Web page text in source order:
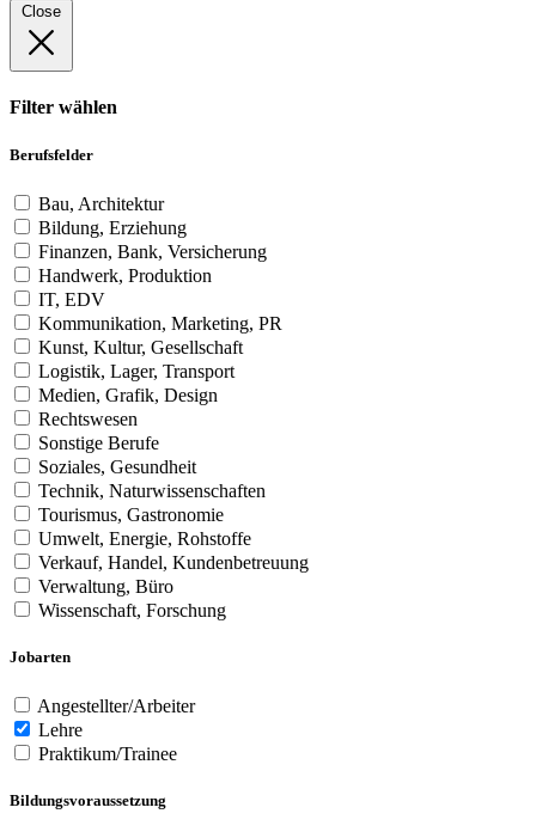
Close
Filter wählen
Berufsfelder
Bau, Architektur
Bildung, Erziehung
Finanzen, Bank, Versicherung
Handwerk, Produktion
IT, EDV
Kommunikation, Marketing, PR
Kunst, Kultur, Gesellschaft
Logistik, Lager, Transport
Medien, Grafik, Design
Rechtswesen
Sonstige Berufe
Soziales, Gesundheit
Technik, Naturwissenschaften
Tourismus, Gastronomie
Umwelt, Energie, Rohstoffe
Verkauf, Handel, Kundenbetreuung
Verwaltung, Büro
Wissenschaft, Forschung
Jobarten
Angestellter/Arbeiter
Lehre
Praktikum/Trainee
Bildungsvoraussetzung